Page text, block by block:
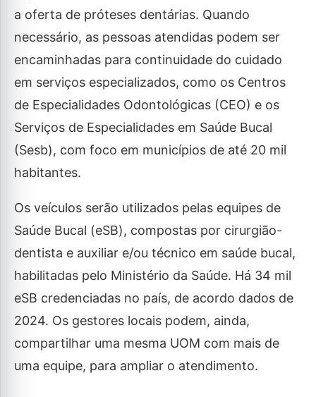
a oferta de próteses dentárias. Quando
necessário, as pessoas atendidas podem ser
encaminhadas para continuidade do cuidado
em serviços especializados, como os Centros
de Especialidades Odontológicas (CEO) e os
Serviços de Especialidades em Saúde Bucal
(Sesb), com foco em municípios de até 20 mil
habitantes.
Os veículos serão utilizados pelas equipes de
Saúde Bucal (eSB), compostas por cirurgião-
dentista e auxiliar e/ou técnico em saúde bucal,
habilitadas pelo Ministério da Saúde. Há 34 mil
eSB credenciadas no país, de acordo dados de
2024. Os gestores locais podem, ainda,
compartilhar uma mesma UOM com mais de
uma equipe, para ampliar o atendimento.